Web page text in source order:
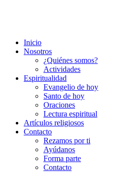
Inicio
Nosotros
¿Quiénes somos?
Actividades
Espiritualidad
Evangelio de hoy
Santo de hoy
Oraciones
Lectura espiritual
Artículos religiosos
Contacto
Rezamos por ti
Ayúdanos
Forma parte
Contacto